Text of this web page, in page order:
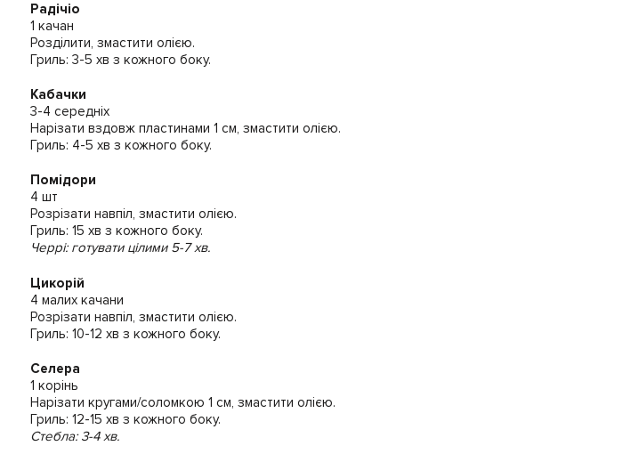
Радічіо
1 качан
Розділити, змастити олією.
Гриль: 3-5 хв з кожного боку.
Кабачки
3-4 середніх
Нарізати вздовж пластинами 1 см, змастити олією.
Гриль: 4-5 хв з кожного боку.
Помідори
4 шт
Розрізати навпіл, змастити олією.
Гриль: 15 хв з кожного боку.
Черрі: готувати цілими 5-7 хв.
Цикорій
4 малих качани
Розрізати навпіл, змастити олією.
Гриль: 10-12 хв з кожного боку.
Селера
1 корінь
Нарізати кругами/соломкою 1 см, змастити олією.
Гриль: 12-15 хв з кожного боку.
Стебла: 3-4 хв.